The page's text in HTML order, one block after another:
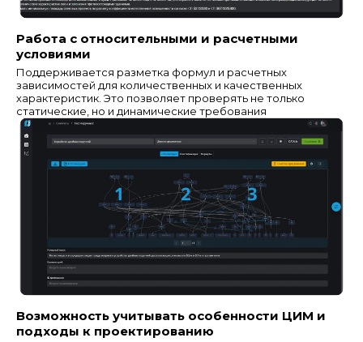
Работа с относительными и расчетными
условиями
Поддерживается разметка формул и расчетных
зависимостей для количественных и качественных
характеристик. Это позволяет проверять не только
статические, но и динамические требования
Возможность учитывать особенности ЦИМ и
подходы к проектированию